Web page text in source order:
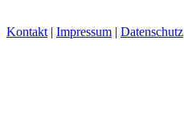
Kontakt | Impressum | Datenschutz